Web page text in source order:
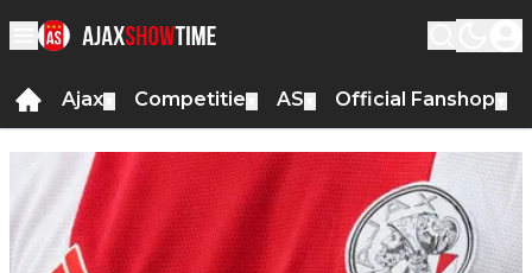
Ajax Competitie AS Official Fanshop